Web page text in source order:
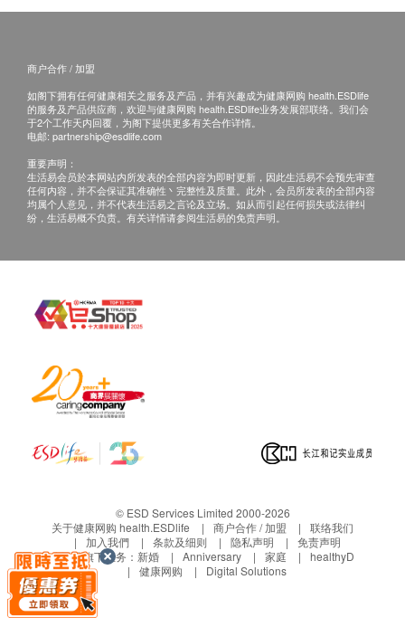
印本 (体检后3个月内)，将收取$150行政费。注
如有争议，健康网购health.ESDlife 及庄柏医疗保
留最后决定权。
免责声明：
所有健康检查/服务并非作为医务诊断或治疗用
途。当阁下身体健康出现任何疾病征兆时，应立即
有关此服务/产品的错漏或延误，或因使用此服务/
网购health.ESDlife概不负责。一切有关的索偿或
查询，须向提供服务之体检中心或商户提出。
商户合作 / 加盟
如阁下拥有任何健康相关之服务及产品，并有兴趣成为健康网购 health.ESDlife
的服务及产品供应商，欢迎与健康网购 health.ESDlife业务发展部联络。我们会
于2个工作天内回覆，为阁下提供更多有关合作详情。
电邮: partnership@esdlife.com
重要声明：
生活易会员於本网站内所发表的全部内容为即时更新，因此生活易不会预先审查
任何内容，并不会保证其准确性丶完整性及质量。此外，会员所发表的全部内容
均属个人意见，并不代表生活易之言论及立场。如从而引起任何损失或法律纠
纷，生活易概不负责。有关详情请参阅生活易的免责声明。
© ESD Services Limited 2000-2026
关于健康网购 health.ESDlife
商户合作 / 加盟
联络我们
加入我們
条款及细则 隐私声明
免责声明
生活易旗下业务： 新婚 Anniversary 家庭
healthyD
健康网购
Digital Solutions